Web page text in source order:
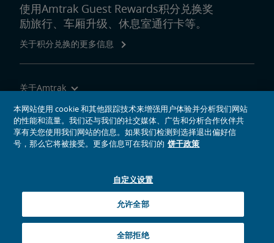
使用Amtrak Guest Rewards积分兑换奖
励旅行、车厢升级、休息室通行卡等。
关于积分兑换的更多信息
关于Amtrak
乘坐Amtrak列车旅行
网站工具
Amtrak的Facebook主页将在新窗口中打开
Amtrak的Twitter主页将在新窗口中打开
Amtrak的Instagram主页将在新窗口中打开
Amtrak的Linkedin主页将在新窗口中打开
Amtrak的YouTube主页将在新窗口中打开
Pinterest将在新窗口中打开
© 2026National Railroad Passenger Corporation
本网站使用 cookie 和其他跟踪技术来增强用户体验并分析我们网站
的性能和流量。我们还与我们的社交媒体、广告和分析合作伙伴共
享有关您使用我们网站的信息。如果我们检测到选择退出偏好信
号，那么它将被接受。更多信息可在我们的 饼干政策
自定义设置
全部拒绝
允许全部